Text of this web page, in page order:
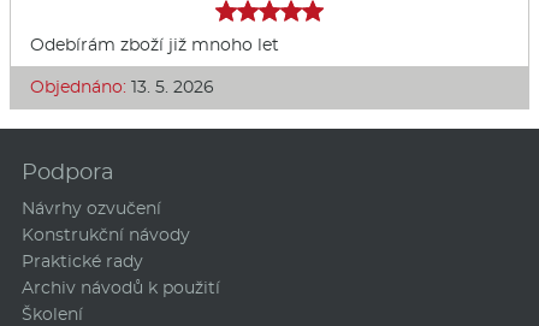
Odebírám zboží již mnoho let
Objednáno: 13. 5. 2026
Podpora
Návrhy ozvučení
Konstrukční návody
Praktické rady
Archiv návodů k použití
Školení